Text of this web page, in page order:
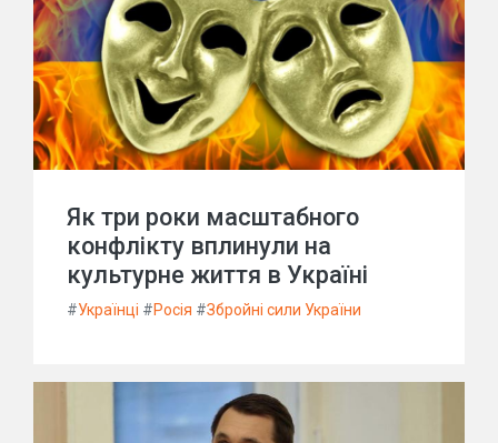
Як три роки масштабного
конфлікту вплинули на
культурне життя в Україні
#Українці #Росія #Збройні сили України